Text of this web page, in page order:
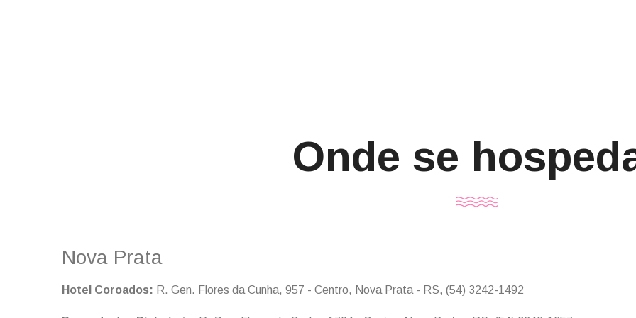
Onde se
Nova Prata
Hotel Coroados: R. Gen. Flores da Cunha, 957 - Centro, Nova Prata - RS, (54) 3242-1492